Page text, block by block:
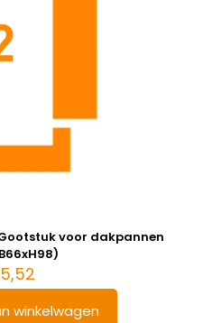
Gootstuk voor dakpannen
winkelwagen